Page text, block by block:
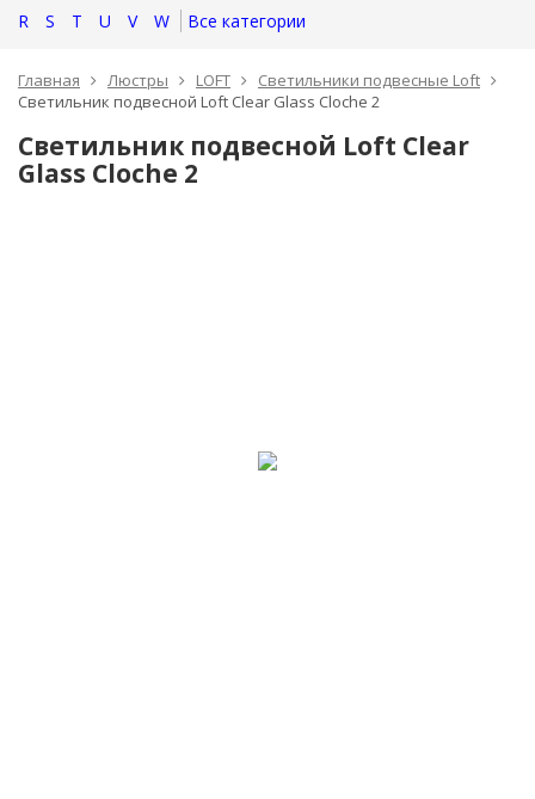
R
S T U V W Все категории
Главная Люстры LOFT
Светильники подвесные Loft
Светильник подвесной Loft Clear Glass Cloche 2
Светильник подвесной Loft Clear
Glass Cloche 2